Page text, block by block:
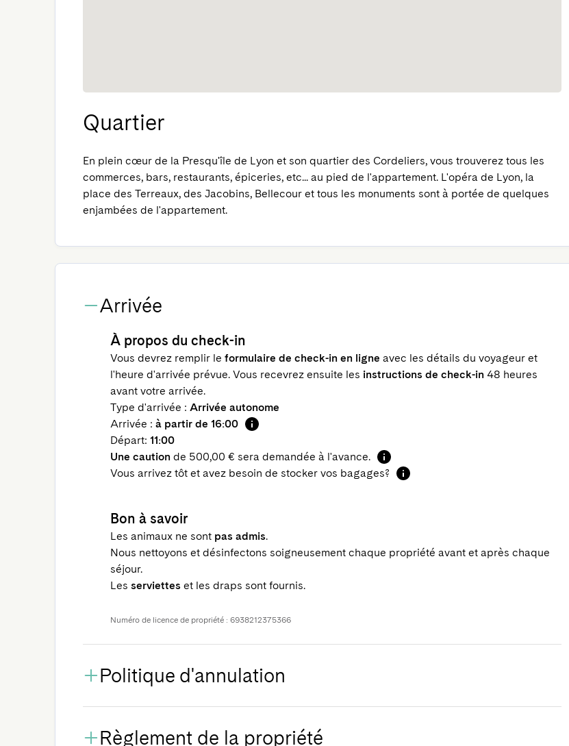
Quartier
En plein cœur de la Presqu'île de Lyon et son quartier des Cordeliers, vous trouverez tous les
commerces, bars, restaurants, épiceries, etc... au pied de l'appartement. L'opéra de Lyon, la
place des Terreaux, des Jacobins, Bellecour et tous les monuments sont à portée de quelques
enjambées de l'appartement.
Arrivée
À propos du check-in
Vous devrez remplir le formulaire de check-in en ligne avec les détails du voyageur et
l'heure d'arrivée prévue. Vous recevrez ensuite les instructions de check-in 48 heures
avant votre arrivée.
Type d'arrivée : Arrivée autonome
Arrivée : à partir de 16:00
Départ: 11:00
Une caution de 500,00 € sera demandée à l'avance.
Vous arrivez tôt et avez besoin de stocker vos bagages?
Bon à savoir
Les animaux ne sont pas admis.
Nous nettoyons et désinfectons soigneusement chaque propriété avant et après chaque
séjour.
Les serviettes et les draps sont fournis.
Numéro de licence de propriété : 6938212375366
Politique d'annulation
Règlement de la propriété